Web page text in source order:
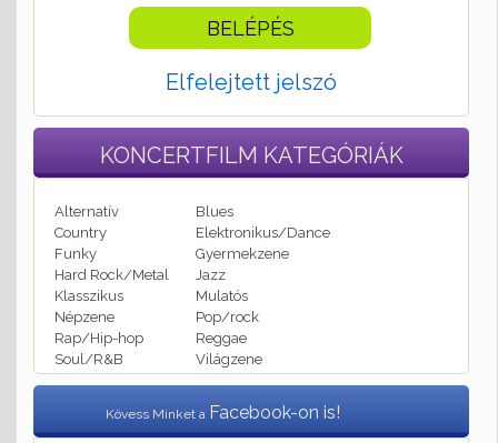
Elfelejtett jelszó
KONCERTFILM KATEGÓRIÁK
Alternatív
Blues
Country
Elektronikus/Dance
Funky
Gyermekzene
Hard Rock/Metal
Jazz
Klasszikus
Mulatós
Népzene
Pop/rock
Rap/Hip-hop
Reggae
Soul/R&B
Világzene
Kövess Minket a Facebook-on is!